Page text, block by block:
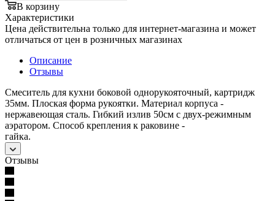
В корзину
Характеристики
Цена действительна только для интернет-магазина и может
отличаться от цен в розничных магазинах
Описание
Отзывы
Смеситель для кухни боковой однорукояточный, картридж
35мм. Плоская форма рукоятки. Материал корпуса -
нержавеющая сталь. Гибкий излив 50см с двух-режимным
аэратором. Способ крепления к раковине -
гайка.
Отзывы